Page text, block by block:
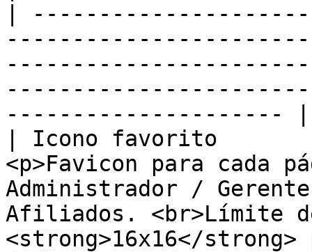
|
--------------------- |
| Icono favorito
<p>Favicon para cada
Administrador /
Afiliados. <br>Límite
<strong>16x16</